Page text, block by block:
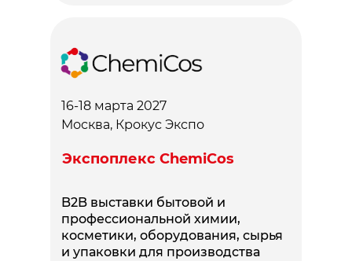
B2B выставки бытовой и
профессиональной химии,
косметики, оборудования, сырья
и упаковки для производства
Экспоплекс ChemiCos
16-18 марта 2027
Москва, Крокус Экспо